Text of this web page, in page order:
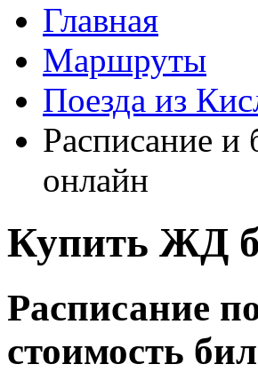
Главная
Маршруты
Поезда из
Расписание и
онлайн
Купить ЖД
Расписание
стоимость